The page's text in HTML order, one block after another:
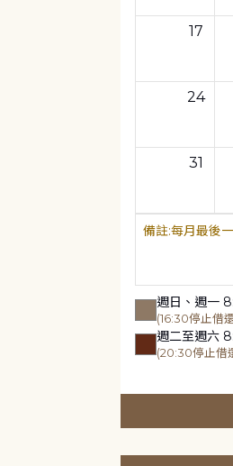
17
24
31
每月最後
週日、週一
(16:30停止借
週二至週六
(20:30停止借